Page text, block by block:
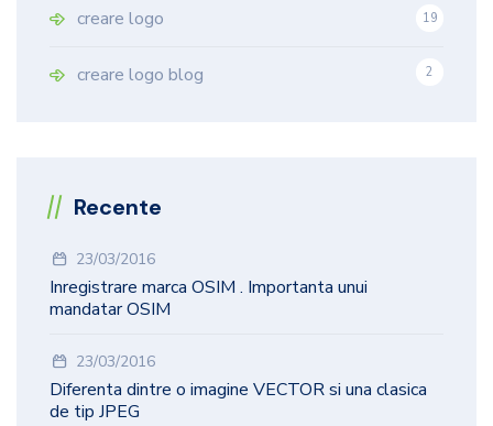
creare logo
19
creare logo blog 2
Recente
23/03/2016
Inregistrare marca OSIM . Importanta unui
mandatar OSIM
23/03/2016
Diferenta dintre o imagine VECTOR si una clasica
de tip JPEG